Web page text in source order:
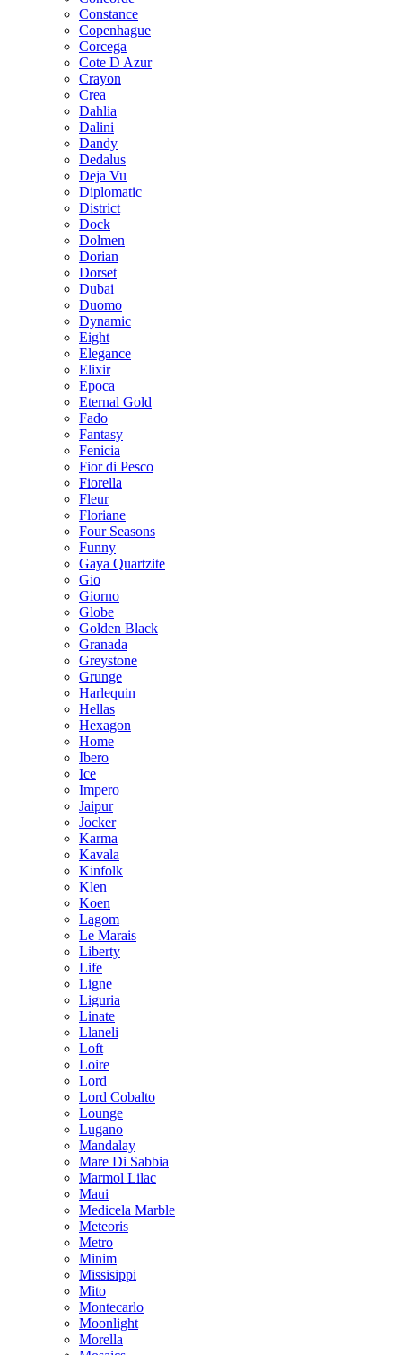
Constance
Copenhague
Corcega
Cote D Azur
Crayon
Crea
Dahlia
Dalini
Dandy
Dedalus
Deja Vu
Diplomatic
District
Dock
Dolmen
Dorian
Dorset
Dubai
Duomo
Dynamic
Eight
Elegance
Elixir
Epoca
Eternal Gold
Fado
Fantasy
Fenicia
Fior di Pesco
Fiorella
Fleur
Floriane
Four Seasons
Funny
Gaya Quartzite
Gio
Giorno
Globe
Golden Black
Granada
Greystone
Grunge
Harlequin
Hellas
Hexagon
Home
Ibero
Ice
Impero
Jaipur
Jocker
Karma
Kavala
Kinfolk
Klen
Koen
Lagom
Le Marais
Liberty
Life
Ligne
Liguria
Linate
Llaneli
Loft
Loire
Lord
Lord Cobalto
Lounge
Lugano
Mandalay
Mare Di Sabbia
Marmol Lilac
Maui
Medicela Marble
Meteoris
Metro
Minim
Missisippi
Mito
Montecarlo
Moonlight
Morella